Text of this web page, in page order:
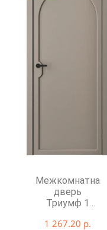
Межкомнатная
дверь
Триумф 1
1 267.20 р.